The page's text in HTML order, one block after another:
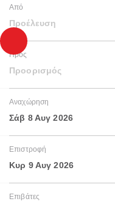
Από
Προέλευση
Προς
Προορισμός
Αναχώρηση
Σάβ 8 Αυγ 2026
Επιστροφή
Κυρ 9 Αυγ 2026
Επιβάτες